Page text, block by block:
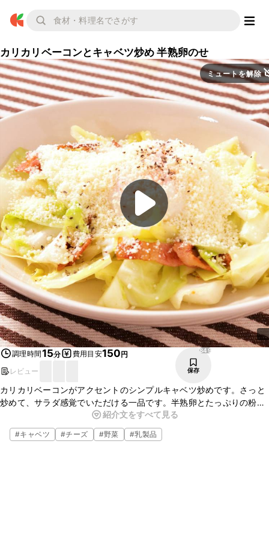
カリカリベーコンとキャベツ炒め 半熟卵のせ
ミュートを解除
調理時間15分 費用目安150円
レビュー
849
保存
カリカリベーコンがアクセントのシンプルキャベツ炒めです。さっと
炒めて、サラダ感覚でいただける一品です。半熟卵とたっぷりの粉
チーズを絡めて召し上がってください。とっても簡単なので、ぜひ
作ってみてくださいね。
紹介文をすべて見る
#キャベツ #チーズ #野菜 #乳製品